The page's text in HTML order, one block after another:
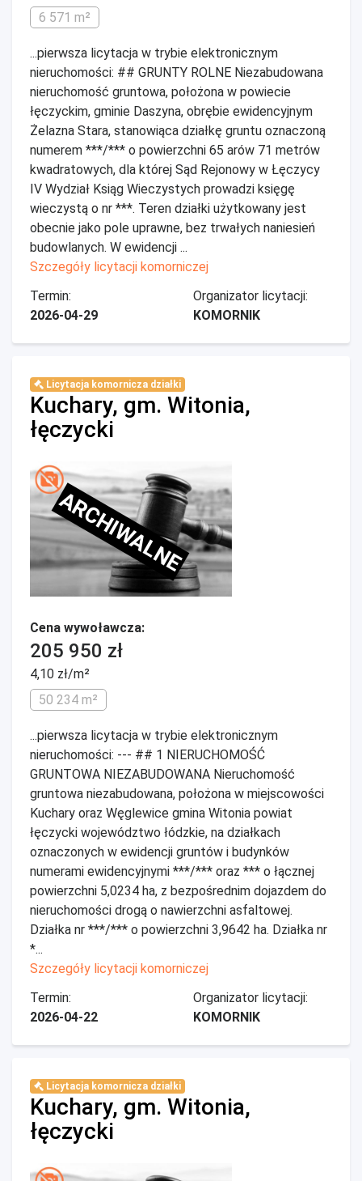
6 571 m²
...pierwsza licytacja w trybie elektronicznym
nieruchomości: ## GRUNTY ROLNE Niezabudowana
nieruchomość gruntowa, położona w powiecie
łęczyckim, gminie Daszyna, obrębie ewidencyjnym
Żelazna Stara, stanowiąca działkę gruntu oznaczoną
numerem ***/*** o powierzchni 65 arów 71 metrów
kwadratowych, dla której Sąd Rejonowy w Łęczycy
IV Wydział Ksiąg Wieczystych prowadzi księgę
wieczystą o nr ***. Teren działki użytkowany jest
obecnie jako pole uprawne, bez trwałych naniesień
budowlanych. W ewidencji ...
Szczegóły licytacji komorniczej
Termin:
2026-04-29
Organizator licytacji:
KOMORNIK
Licytacja komornicza działki
Kuchary, gm. Witonia,
łęczycki
ARCHIWALNE
Cena wywoławcza:
205 950 zł
4,10 zł/m²
50 234 m²
...pierwsza licytacja w trybie elektronicznym
nieruchomości: --- ## 1 NIERUCHOMOŚĆ
GRUNTOWA NIEZABUDOWANA Nieruchomość
gruntowa niezabudowana, położona w miejscowości
Kuchary oraz Węglewice gmina Witonia powiat
łęczycki województwo łódzkie, na działkach
oznaczonych w ewidencji gruntów i budynków
numerami ewidencyjnymi ***/*** oraz *** o łącznej
powierzchni 5,0234 ha, z bezpośrednim dojazdem do
nieruchomości drogą o nawierzchni asfaltowej.
Działka nr ***/*** o powierzchni 3,9642 ha. Działka nr
*...
Szczegóły licytacji komorniczej
Termin:
2026-04-22
Organizator licytacji:
KOMORNIK
Licytacja komornicza działki
Kuchary, gm. Witonia,
łęczycki